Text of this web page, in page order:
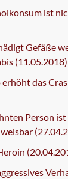
ist
Gefäße
(11.05.2018)
erhöht das
Person